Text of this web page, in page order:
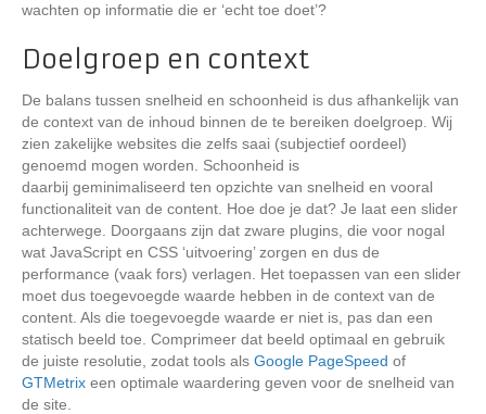
wachten op informatie die er ‘echt toe doet’?
Doelgroep en context
De balans tussen snelheid en schoonheid is dus afhankelijk van
de context van de inhoud binnen de te bereiken doelgroep. Wij
zien zakelijke websites die zelfs saai (subjectief oordeel)
genoemd mogen worden. Schoonheid is
daarbij geminimaliseerd ten opzichte van snelheid en vooral
functionaliteit van de content. Hoe doe je dat? Je laat een slider
achterwege. Doorgaans zijn dat zware plugins, die voor nogal
wat JavaScript en CSS ‘uitvoering’ zorgen en dus de
performance (vaak fors) verlagen. Het toepassen van een slider
moet dus toegevoegde waarde hebben in de context van de
content. Als die toegevoegde waarde er niet is, pas dan een
statisch beeld toe. Comprimeer dat beeld optimaal en gebruik
de juiste resolutie, zodat tools als Google PageSpeed of
GTMetrix een optimale waardering geven voor de snelheid van
de site.